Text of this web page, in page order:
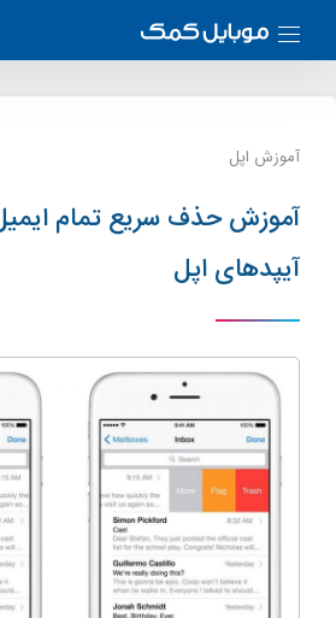
آموزش اپل
آموزش حذف سریع تمام
آیپدهای اپل